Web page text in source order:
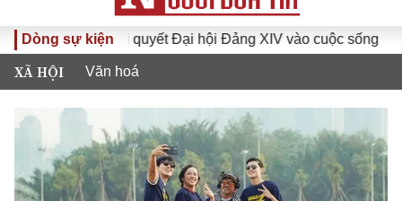
Dòng sự kiện
Đưa Nghị quyết Đại hội Đảng XIV vào cuộc sống Hướng
XÃ HỘI Văn hoá